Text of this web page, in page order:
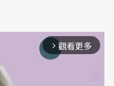
arrow_forward_ios 觀看更多